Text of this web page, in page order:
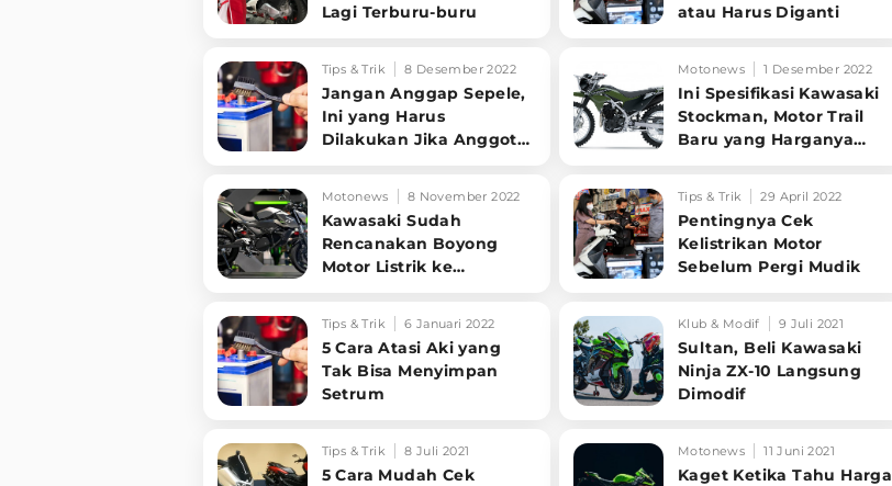
Lagi Terburu-buru
atau Harus Diganti
Tips & Trik 8 Desember 2022
Jangan Anggap Sepele,
Ini yang Harus
Dilakukan Jika Anggota
Motonews 1 Desember 2022
Ini Spesifikasi Kawasaki
Stockman, Motor Trail
Baru yang Harganya
Motonews 8 November 2022
Kawasaki Sudah
Rencanakan Boyong
Motor Listrik ke
Tips & Trik 29 April 2022
Pentingnya Cek
Kelistrikan Motor
Sebelum Pergi Mudik
Tips & Trik 6 Januari 2022
5 Cara Atasi Aki yang
Tak Bisa Menyimpan
Setrum
Klub & Modif 9 Juli 2021
Sultan, Beli Kawasaki
Ninja ZX-10 Langsung
Dimodif
Tips & Trik 8 Juli 2021
5 Cara Mudah Cek
Motonews 11 Juni 2021
Kaget Ketika Tahu Harga